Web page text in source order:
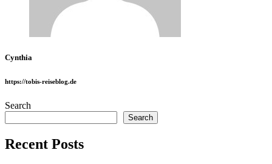
Cynthia
https://tobis-reiseblog.de
Search
Search
Recent Posts